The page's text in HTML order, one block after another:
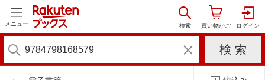
メニュー